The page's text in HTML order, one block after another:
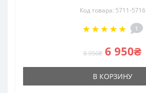
Код товара: 5711-5716
1
8 950₴ 6 950₴
В КОРЗИНУ